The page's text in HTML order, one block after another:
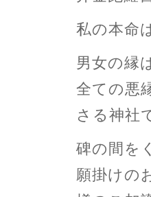
私の本命
男女の縁
全ての悪
さる神社
碑の間を
願掛けの